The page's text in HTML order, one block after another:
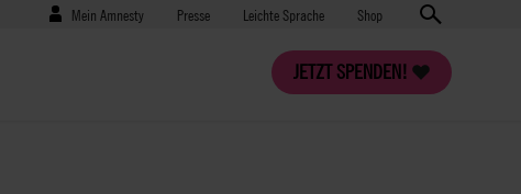
Benutzermenü
Mein Amnesty Presse
Presse Leichte Sprache Shop
JETZT SPENDEN!